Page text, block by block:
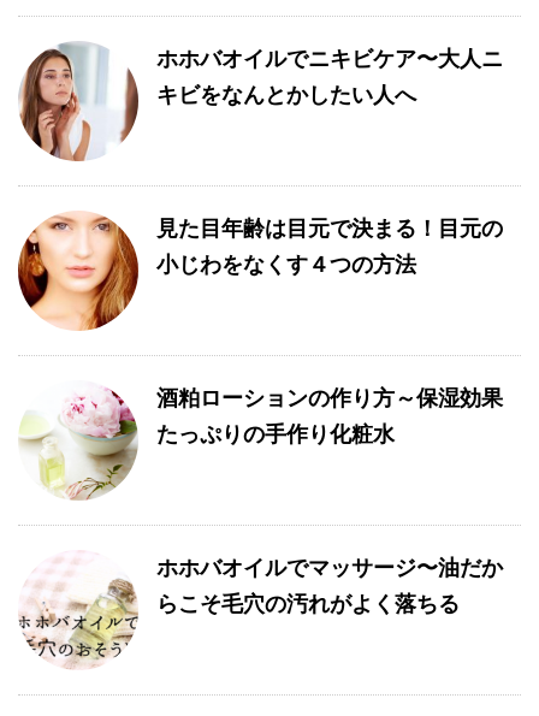
ホホバオイルでニキビケア〜大人ニ
キビをなんとかしたい人へ
見た目年齢は目元で決まる！目元の
小じわをなくす４つの方法
酒粕ローションの作り方～保湿効果
たっぷりの手作り化粧水
ホホバオイルでマッサージ〜油だか
らこそ毛穴の汚れがよく落ちる